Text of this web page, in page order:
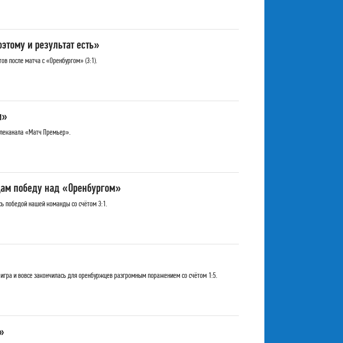
и результат есть»
после матча с «Оренбургом» (3:1).
«Матч Премьер».
победу над «Оренбургом»
победой нашей команды со счётом 3:1.
и вовсе закончилась для оренбуржцев разгромным поражением со счётом 1:5.